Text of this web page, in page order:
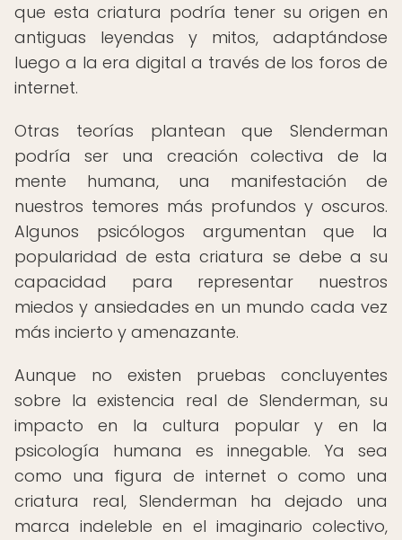
que esta criatura podría tener su origen en
antiguas leyendas y mitos, adaptándose
luego a la era digital a través de los foros de
internet.
Otras teorías plantean que Slenderman
podría ser una creación colectiva de la
mente humana, una manifestación de
nuestros temores más profundos y oscuros.
Algunos psicólogos argumentan que la
popularidad de esta criatura se debe a su
capacidad para representar nuestros
miedos y ansiedades en un mundo cada vez
más incierto y amenazante.
Aunque no existen pruebas concluyentes
sobre la existencia real de Slenderman, su
impacto en la cultura popular y en la
psicología humana es innegable. Ya sea
como una figura de internet o como una
criatura real, Slenderman ha dejado una
marca indeleble en el imaginario colectivo,